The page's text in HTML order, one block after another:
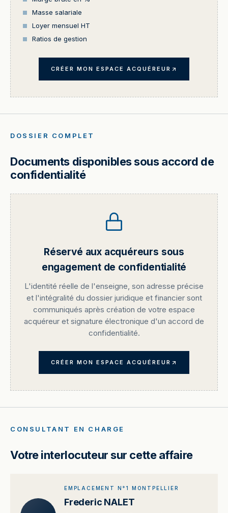
Masse salariale
Loyer mensuel HT
Ratios de gestion
CRÉER MON ESPACE ACQUÉREUR
DOSSIER COMPLET
Documents disponibles sous accord de
confidentialité
Réservé aux acquéreurs sous
engagement de confidentialité
L'identité réelle de l'enseigne, son adresse précise
et l'intégralité du dossier juridique et financier sont
communiqués après création de votre espace
acquéreur et signature électronique d'un accord de
confidentialité.
CRÉER MON ESPACE ACQUÉREUR
CONSULTANT EN CHARGE
Votre interlocuteur sur cette affaire
EMPLACEMENT N°1 MONTPELLIER
Frederic NALET